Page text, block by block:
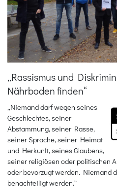
„Rassismus und
Nährboden finden“
„Niemand darf wegen seines
Geschlechtes, seiner
Abstammung, seiner Rasse,
seiner Sprache, seiner Heimat
und Herkunft, seines Glaubens,
seiner religiösen oder politischen
oder bevorzugt werden. Niemand
benachteiligt werden.“